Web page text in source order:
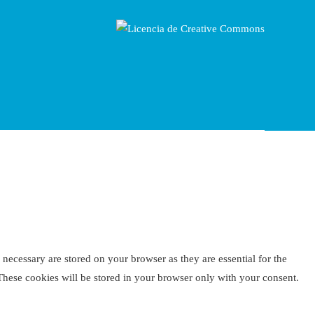
are stored on your browser as they are essential for the
cookies will be stored in your browser only with your consent.